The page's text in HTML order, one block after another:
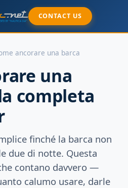
CONTACT US
ancorare una barca
una
completa
finché la barca non
due di notte. Questa
contano davvero —
calumo usare, darle